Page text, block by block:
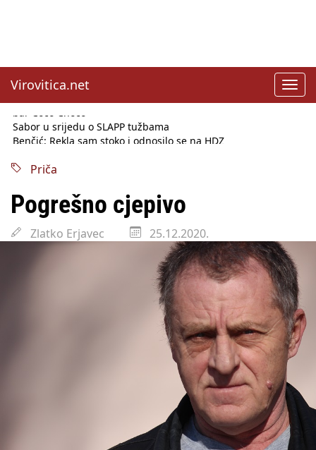
Virovitica.net
Sabor u srijedu o SLAPP tužbama
Benčić: Rekla sam stoko i odnosilo se na HDZ
godine
najavio za jesen
Državni tajnik Rukavina: Hrvatska ima 3,6 milijuna birača
HŽ Infrastruktura: Nesreće na željezničkim prijelazima
prepolovljene
Državni inspektorat opozvao Barebells pločicu - soft protein
Priča
Pogrešno cjepivo
Zlatko Erjavec 25.12.2020.